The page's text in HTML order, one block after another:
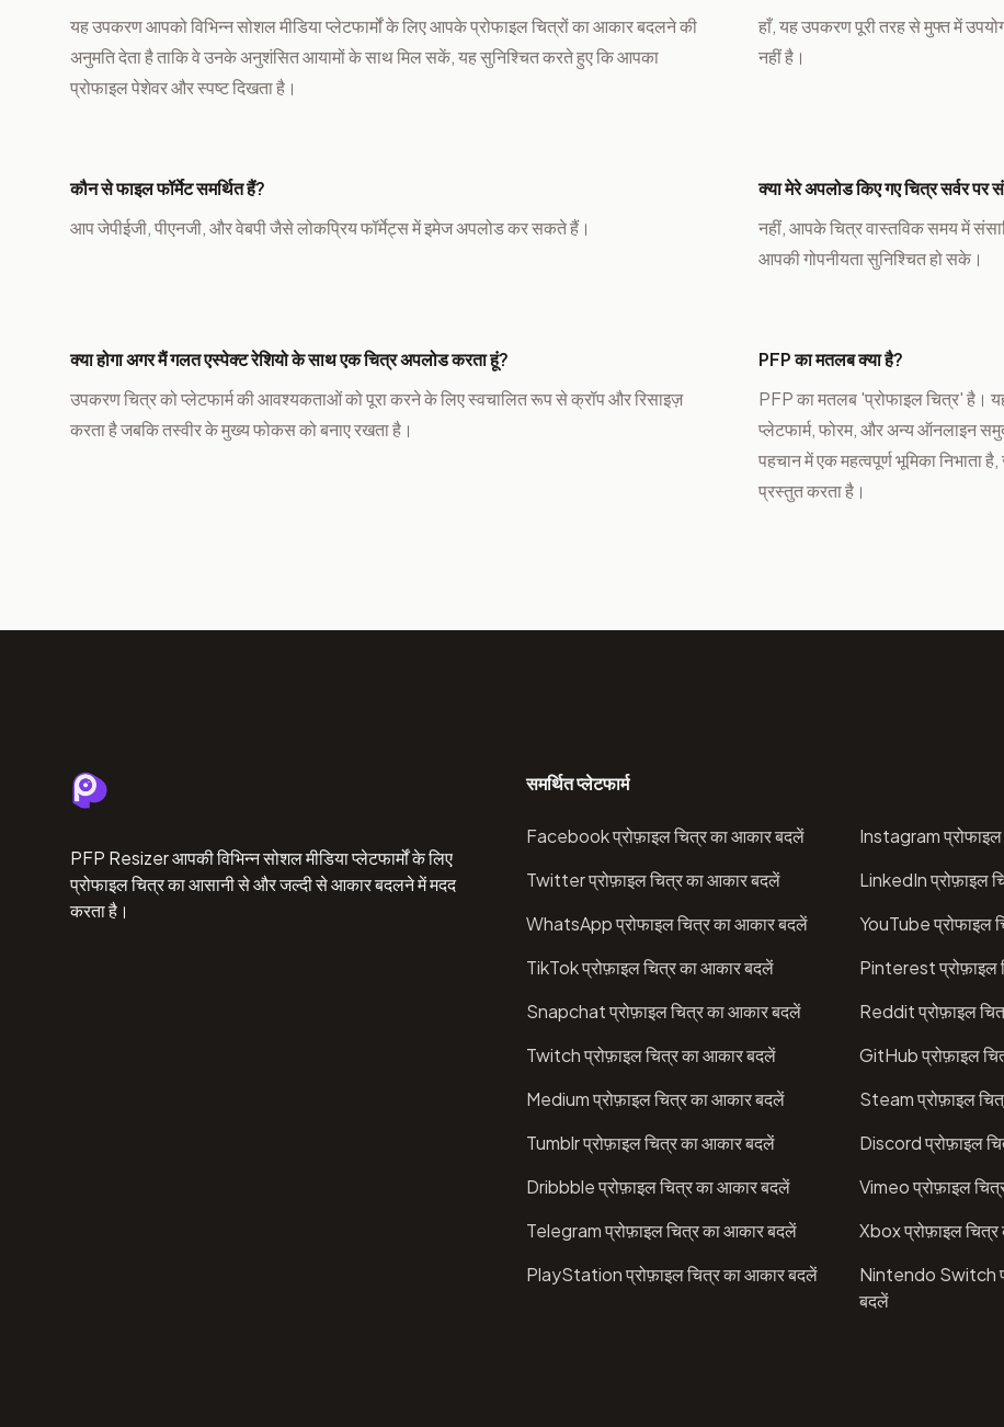
यह उपकरण आपको विभिन्न सोशल मीडिया प्लेटफार्मों के लिए आपके प्रोफाइल चित्रों का आकार बदलने की
अनुमति देता है ताकि वे उनके अनुशंसित आयामों के साथ मिल सकें, यह सुनिश्चित करते हुए कि आपका
प्रोफाइल पेशेवर और स्पष्ट दिखता है।
हाँ, यह उपकरण पूरी तरह से मुफ्त में
नहीं है।
कौन से फाइल फॉर्मेट समर्थित हैं?
आप जेपीईजी, पीएनजी, और वेबपी जैसे लोकप्रिय फॉर्मेट्स में इमेज अपलोड कर सकते हैं।
क्या मेरे अपलोड किए गए चित्र सर्वर पर
नहीं, आपके चित्र वास्तविक समय में
आपकी गोपनीयता सुनिश्चित हो सके।
क्या होगा अगर मैं गलत एस्पेक्ट रेशियो के साथ एक चित्र अपलोड करता हूं?
उपकरण चित्र को प्लेटफार्म की आवश्यकताओं को पूरा करने के लिए स्वचालित रूप से क्रॉप और रिसाइज़
करता है जबकि तस्वीर के मुख्य फोकस को बनाए रखता है।
PFP का मतलब क्या है?
PFP का मतलब 'प्रोफाइल चित्र' है।
प्लेटफार्म, फोरम, और अन्य ऑनलाइन
पहचान में एक महत्वपूर्ण भूमिका निभाता
प्रस्तुत करता है।
PFP Resizer आपकी विभिन्न सोशल मीडिया प्लेटफार्मों के लिए
प्रोफाइल चित्र का आसानी से और जल्दी से आकार बदलने में मदद
करता है।
समर्थित प्लेटफार्म
Facebook प्रोफ़ाइल चित्र का आकार बदलें
Instagram
Twitter प्रोफ़ाइल चित्र का आकार बदलें
LinkedIn प्रोफ़ाइल
WhatsApp प्रोफाइल चित्र का आकार बदलें
YouTube प्रोफाइल
TikTok प्रोफ़ाइल चित्र का आकार बदलें
Pinterest प्रोफ़ाइल
Snapchat प्रोफ़ाइल चित्र का आकार बदलें
Reddit प्रोफ़ाइल
Twitch प्रोफ़ाइल चित्र का आकार बदलें
GitHub प्रोफ़ाइल
Medium प्रोफ़ाइल चित्र का आकार बदलें
Steam प्रोफ़ाइल
Tumblr प्रोफ़ाइल चित्र का आकार बदलें
Discord प्रोफ़ाइल
Dribbble प्रोफ़ाइल चित्र का आकार बदलें
Vimeo प्रोफ़ाइल
Telegram प्रोफ़ाइल चित्र का आकार बदलें
Xbox प्रोफ़ाइल
PlayStation प्रोफ़ाइल चित्र का आकार बदलें
Nintendo Switch
बदलें